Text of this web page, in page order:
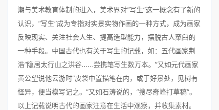
潮与美术教育体制的进入，美术界对“写生”这一概念有了新的
认识，“写生”成为专指对实景实物作画的一种方式，成为画家
反映现实、关注社会人生、提高造型能力，摆脱古人窠臼的
一种手段。中国古代也有关于写生的记载，如：五代画家荆
浩“隐居太行山之洪谷……尝携笔写生数万本。”又如元代画家
黄公望说他云游时“皮袋中置描笔在内，或于好景处，见树有
怪异，便当模写记之。”又如石涛说的，“搜尽奇峰打草稿”。
以上记载说明古代的画家注意在生活中观察，并收集素材。